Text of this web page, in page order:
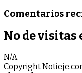
Comentarios
No de visitas
N/A
Copyright